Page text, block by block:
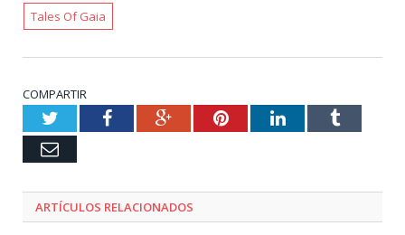
Tales Of Gaia
COMPARTIR
TwitterFacebookGoogle+PinterestLinkedInTumblr
Email
ARTÍCULOS RELACIONADOS